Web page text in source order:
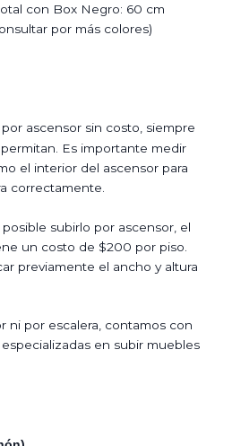
con Box Negro: 60 cm
por más colores)
ascensor sin costo, siempre
Es importante medir
el interior del ascensor para
correctamente.
subirlo por ascensor, el
un costo de $200 por piso.
previamente el ancho y altura
ni por escalera, contamos con
en subir muebles